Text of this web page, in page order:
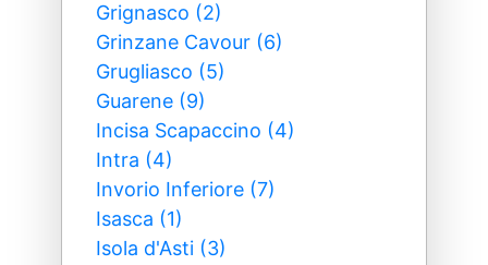
Grignasco (2)
Grinzane Cavour (6)
Grugliasco (5)
Guarene (9)
Incisa Scapaccino (4)
Intra (4)
Invorio Inferiore (7)
Isasca (1)
Isola d'Asti (3)